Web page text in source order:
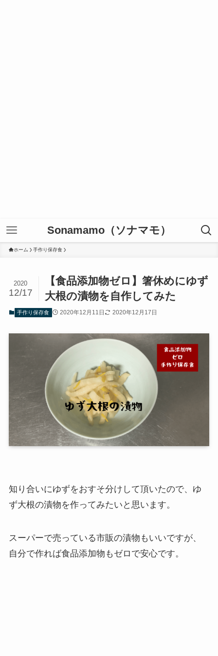
Sonamamo（ソナマモ）
ホーム 手作り保存食
【食品添加物ゼロ】箸休めにゆず
大根の漬物を自作してみた
2020
12/17
手作り保存食 2020年12月11日 2020年12月17日
知り合いにゆずをおすそ分けして頂いたので、ゆ
ず大根の漬物を作ってみたいと思います。
スーパーで売っている市販の漬物もいいですが、
自分で作れば食品添加物もゼロで安心です。